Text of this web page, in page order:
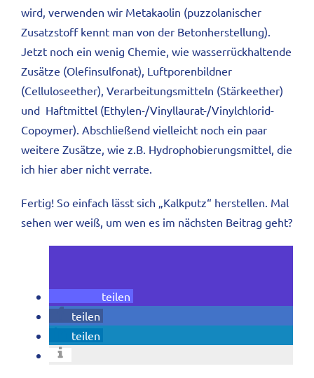
wird, verwenden wir Metakaolin (puzzolanischer
Zusatzstoff kennt man von der Betonherstellung).
Jetzt noch ein wenig Chemie, wie wasserrückhaltende
Zusätze (Olefinsulfonat), Luftporen­bildner
(Celluloseether), Verarbeitungsmitteln (Stärkeether)
und Haftmittel (Ethylen-/Vinyllaurat-/Vinylchlorid-
Copoymer). Abschließend vielleicht noch ein paar
weitere Zusätze, wie z.B. Hydrophobierungsmittel, die
ich hier aber nicht verrate.
Fertig! So einfach lässt sich „Kalkputz“ herstellen. Mal
sehen wer weiß, um wen es im nächsten Beitrag geht?
teilen
teilen
teilen